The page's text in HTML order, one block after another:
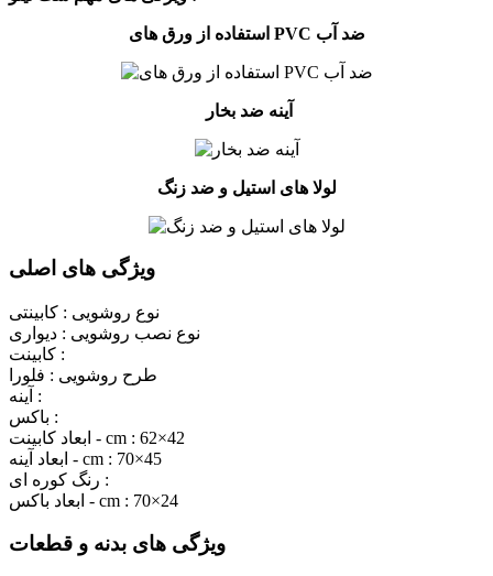
استفاده از ورق های PVC ضد آب
آینه ضد بخار
لولا های استیل و ضد زنگ
ویژگی های اصلی
نوع روشویی : کابینتی
نوع نصب روشویی : دیواری
کابینت :
طرح روشویی : فلورا
آینه :
باکس :
ابعاد کابینت - cm : 62×42
ابعاد آینه - cm : 70×45
رنگ کوره ای :
ابعاد باکس - cm : 70×24
ویژگی های بدنه و قطعات